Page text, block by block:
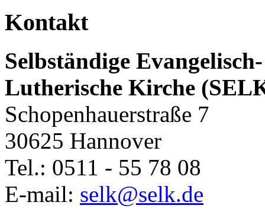
Kontakt
Selbständige Evangelisch-
Lutherische Kirche
Schopenhauerstraße 7
30625 Hannover
Tel.: 0511 - 55 78 08
E-mail: selk@selk.de